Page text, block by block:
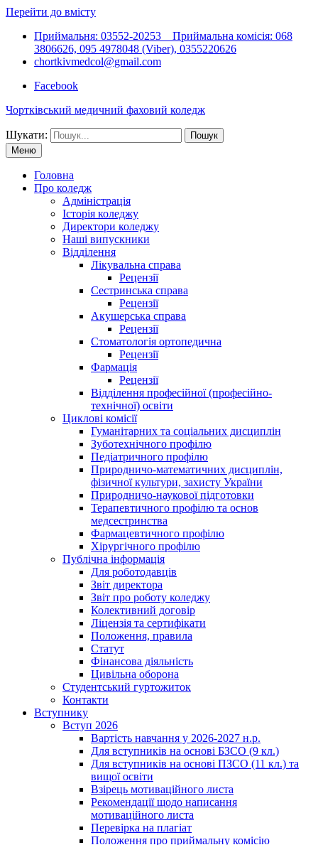
Перейти до вмісту
Приймальня: 03552-20253 Приймальна комісія: 068
3806626, 095 4978048 (Viber), 0355220626
chortkivmedcol@gmail.com
Facebook
Чортківський медичний фаховий коледж
Шукати:
Меню
Головна
Про коледж
Адміністрація
Історія коледжу
Директори коледжу
Наші випускники
Відділення
Лікувальна справа
Рецензії
Сестринська справа
Рецензії
Акушерська справа
Рецензії
Стоматологія ортопедична
Рецензії
Фармація
Рецензії
Відділення професійної (професійно-
технічної) освіти
Циклові комісії
Гуманітарних та соціальних дисциплін
Зуботехнічного профілю
Педіатричного профілю
Природничо-математичних дисциплін,
фізичної культури, захисту України
Природничо-наукової підготовки
Терапевтичного профілю та основ
медсестринства
Фармацевтичного профілю
Хірургічного профілю
Публічна інформація
Для роботодавців
Звіт директора
Звіт про роботу коледжу
Колективний договір
Ліцензія та сертифікати
Положення, правила
Статут
Фінансова діяльність
Цивільна оборона
Студентський гуртожиток
Контакти
Вступнику
Вступ 2026
Вартість навчання у 2026-2027 н.р.
Для вступників на основі БЗСО (9 кл.)
Для вступників на основі ПЗСО (11 кл.) та
вищої освіти
Взірець мотиваційного листа
Рекомендації щодо написання
мотиваційного листа
Перевірка на плагіат
Положення про приймальну комісію